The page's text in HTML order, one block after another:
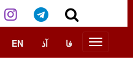
EN آذ فا